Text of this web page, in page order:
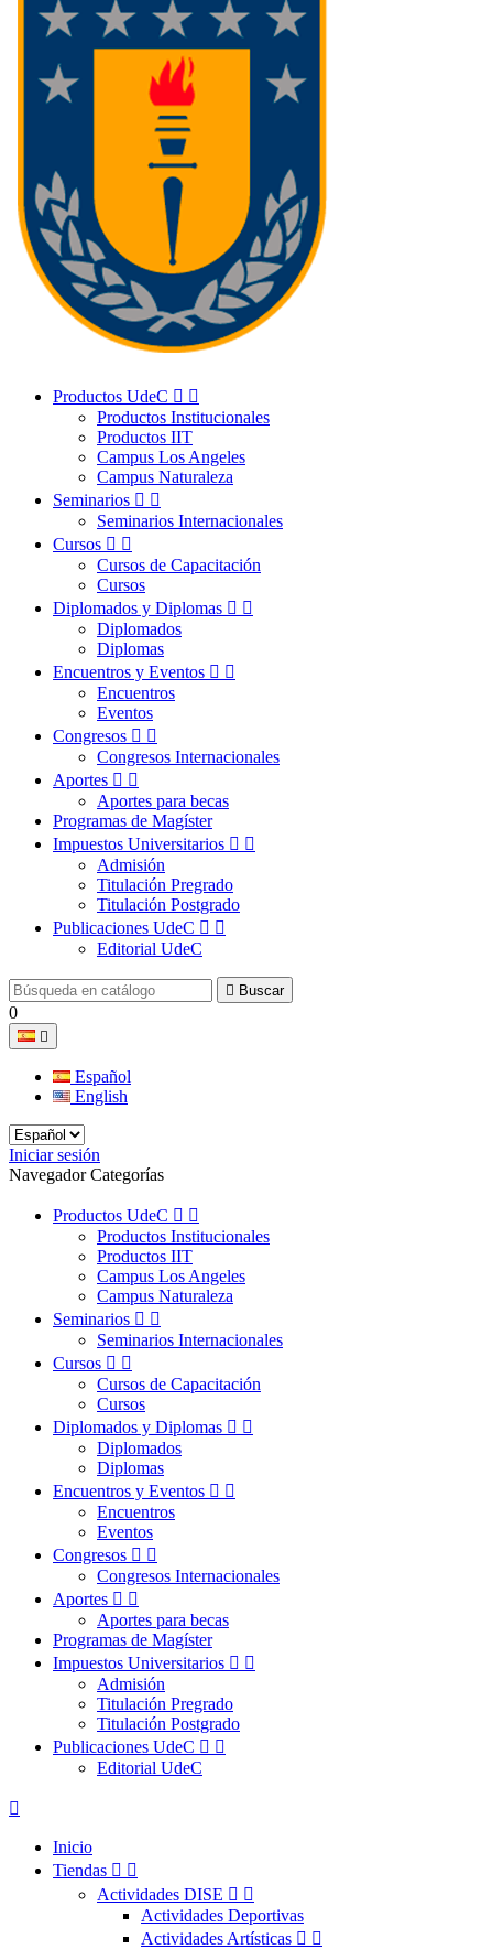
Productos UdeC  
Productos Institucionales
Productos IIT
Campus Los Angeles
Campus Naturaleza
Seminarios  
Seminarios Internacionales
Cursos  
Cursos de Capacitación
Cursos
Diplomados y Diplomas  
Diplomados
Diplomas
Encuentros y Eventos  
Encuentros
Eventos
Congresos  
Congresos Internacionales
Aportes  
Aportes para becas
Programas de Magíster
Impuestos Universitarios  
Admisión
Titulación Pregrado
Titulación Postgrado
Publicaciones UdeC  
Editorial UdeC
 Buscar
0

Español
English
Iniciar sesión
Navegador Categorías
Productos UdeC  
Productos Institucionales
Productos IIT
Campus Los Angeles
Campus Naturaleza
Seminarios  
Seminarios Internacionales
Cursos  
Cursos de Capacitación
Cursos
Diplomados y Diplomas  
Diplomados
Diplomas
Encuentros y Eventos  
Encuentros
Eventos
Congresos  
Congresos Internacionales
Aportes  
Aportes para becas
Programas de Magíster
Impuestos Universitarios  
Admisión
Titulación Pregrado
Titulación Postgrado
Publicaciones UdeC  
Editorial UdeC

Inicio
Tiendas  
Actividades DISE  
Actividades Deportivas
Actividades Artísticas  